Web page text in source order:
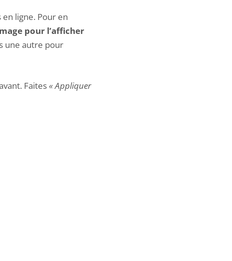
ligne. Pour en
pour l’afficher
une autre pour
Faites« Appliquer